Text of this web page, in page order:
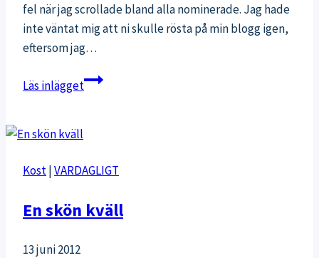
fel när jag scrollade bland alla nominerade. Jag hade
inte väntat mig att ni skulle rösta på min blogg igen,
eftersom jag…
Läs inläggetNominerad
Galan
Kost|VARDAGLIGT
En skön kväll
13 juni 2012